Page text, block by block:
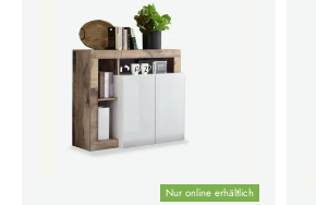
Nur online erhältlich